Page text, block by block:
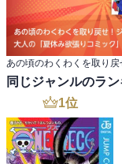
同じジャンルのラ
1位